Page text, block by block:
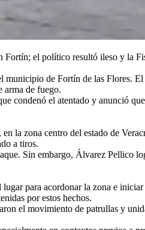
el político resultó ileso y la
de Fortín de las Flores.
arma de fuego.
el atentado y anunció
la zona centro del estado de
a tiros.
Sin embargo, Álvarez Pellico
para acordonar la zona e
por estos hechos.
el movimiento de patrullas y